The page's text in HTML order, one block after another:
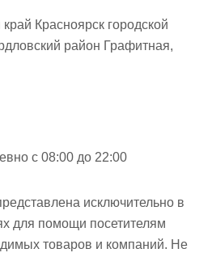
Красноярск городской
район Графитная,
с 08:00 до 22:00
исключительно в
для помощи посетителям
товаров и компаний. Не